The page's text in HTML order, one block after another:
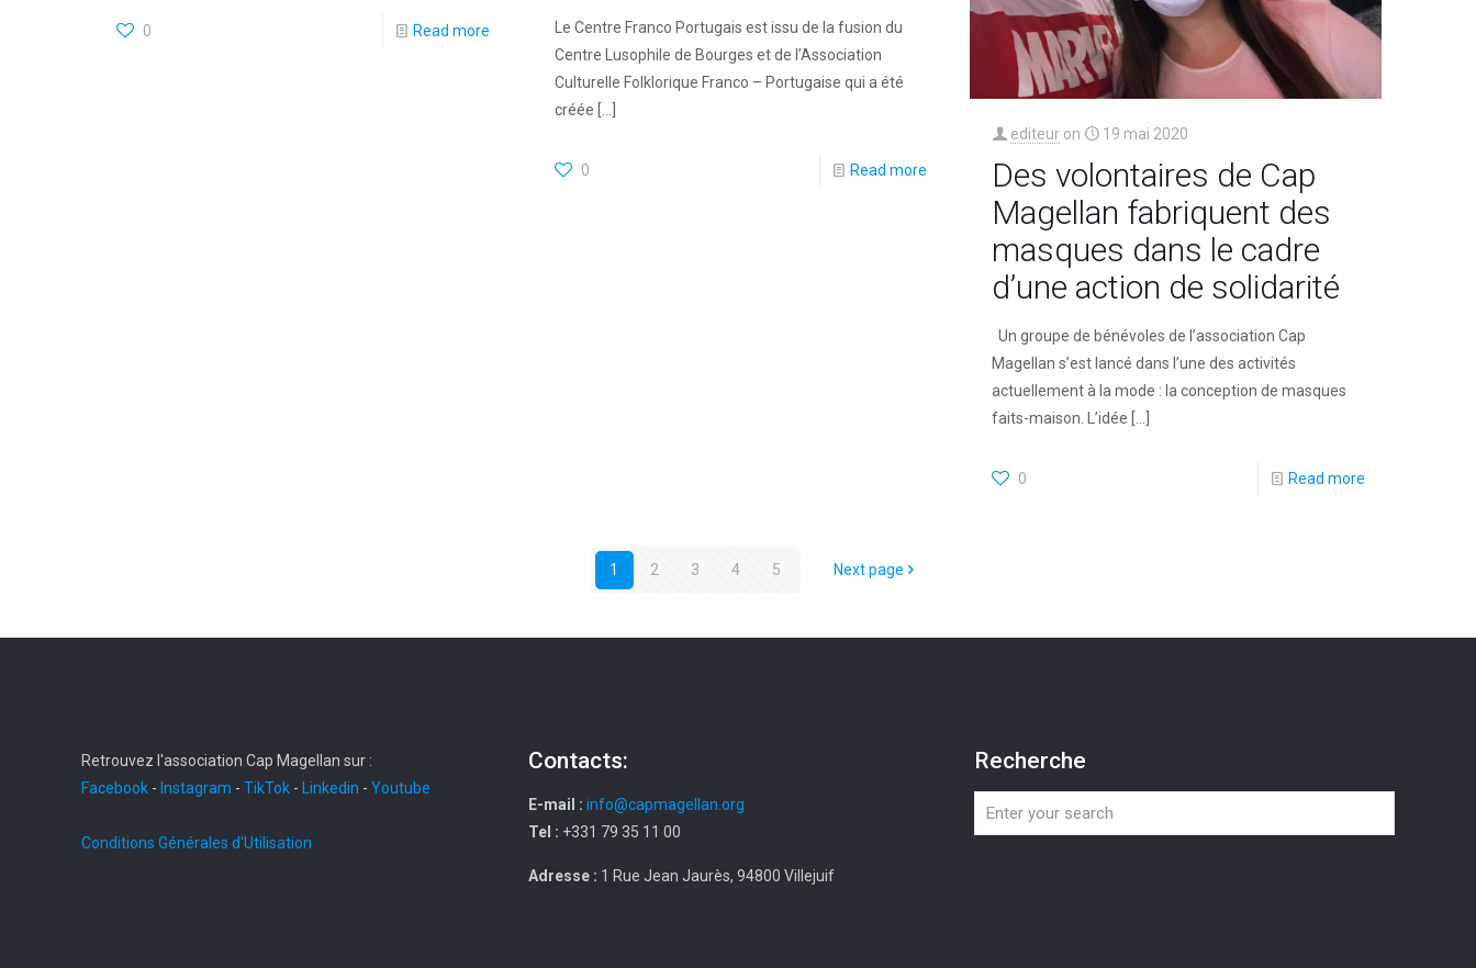
0 Read more
Le Centre Franco Portugais est issu de la fusion du
Centre Lusophile de Bourges et de l’Association
Culturelle Folklorique Franco – Portugaise qui a été
créée
0 Read more
editeur on 19 mai 2020
Des volontaires de Cap
Magellan fabriquent des
masques dans le cadre
d’une action de solidarité
Un groupe de bénévoles de l’association Cap
Magellan s’est lancé dans l’une des activités
actuellement à la mode : la conception de masques
faits-maison. L’idée
0 Read more
1 2 3 4 5 Next page
Retrouvez l'association Cap Magellan sur :
Facebook - Instagram - TikTok - Linkedin - Youtube
Conditions Générales d'Utilisation
Contacts:
E-mail : info@capmagellan.org
Tel : +331 79 35 11 00
Adresse : 1 Rue Jean Jaurès, 94800 Villejuif
Recherche